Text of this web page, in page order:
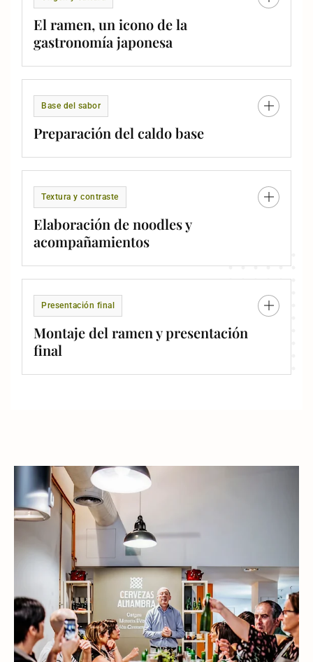
El ramen, un icono de la
gastronomía japonesa
Base del sabor
Preparación del caldo base
Textura y contraste
Elaboración de noodles y
acompañamientos
Presentación final
Montaje del ramen y presentación
final